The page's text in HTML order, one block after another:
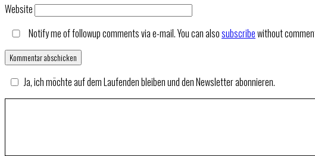
Website
Notify me of followup comments via e-mail. You can alsosubscribewithout
Ja, ich möchte auf dem Laufenden bleiben und den Newsletter abonnieren.